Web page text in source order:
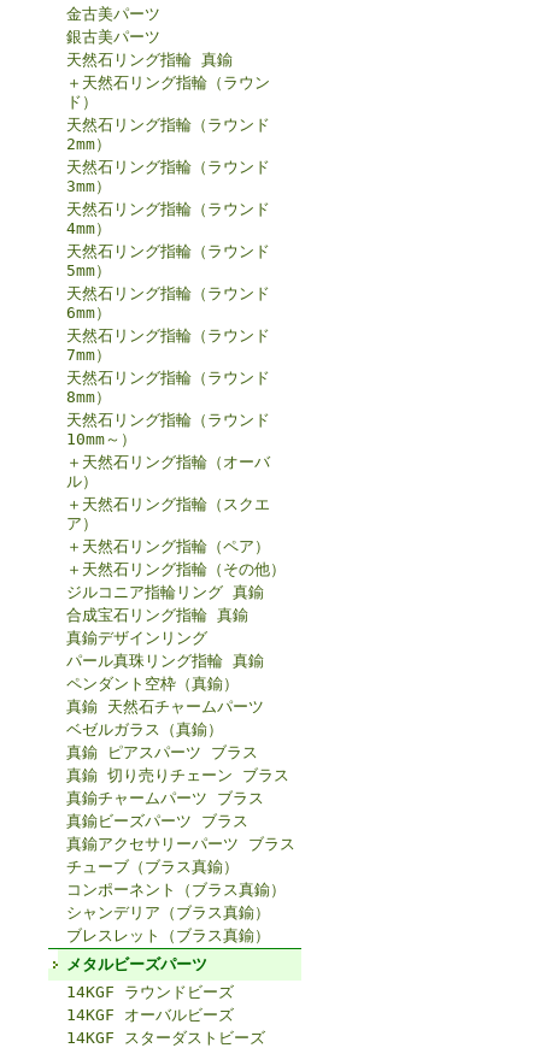
金古美パーツ
銀古美パーツ
天然石リング指輪 真鍮
＋天然石リング指輪（ラウン
ド）
天然石リング指輪（ラウンド
2mm）
天然石リング指輪（ラウンド
3mm）
天然石リング指輪（ラウンド
4mm）
天然石リング指輪（ラウンド
5mm）
天然石リング指輪（ラウンド
6mm）
天然石リング指輪（ラウンド
7mm）
天然石リング指輪（ラウンド
8mm）
天然石リング指輪（ラウンド
10mm～）
＋天然石リング指輪（オーバ
ル）
＋天然石リング指輪（スクエ
ア）
＋天然石リング指輪（ペア）
＋天然石リング指輪（その他）
ジルコニア指輪リング 真鍮
合成宝石リング指輪 真鍮
真鍮デザインリング
パール真珠リング指輪 真鍮
ペンダント空枠（真鍮）
真鍮 天然石チャームパーツ
ベゼルガラス（真鍮）
真鍮 ピアスパーツ ブラス
真鍮 切り売りチェーン ブラス
真鍮チャームパーツ ブラス
真鍮ビーズパーツ ブラス
真鍮アクセサリーパーツ ブラス
チューブ（ブラス真鍮）
コンポーネント（ブラス真鍮）
シャンデリア（ブラス真鍮）
ブレスレット（ブラス真鍮）
メタルビーズパーツ
14KGF ラウンドビーズ
14KGF オーバルビーズ
14KGF スターダストビーズ